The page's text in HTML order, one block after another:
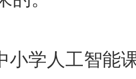
学人工智能课